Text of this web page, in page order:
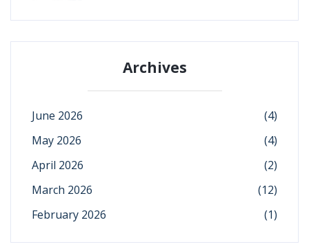
Archives
June 2026
(4)
May 2026
(4)
April 2026
(2)
March 2026
(12)
February 2026
(1)